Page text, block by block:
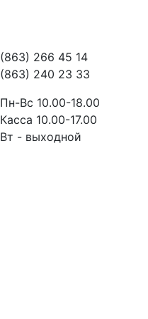
(863) 266 45 14
(863) 240 23 33
Пн-Вс 10.00-18.00
Касса 10.00-17.00
Вт - выходной